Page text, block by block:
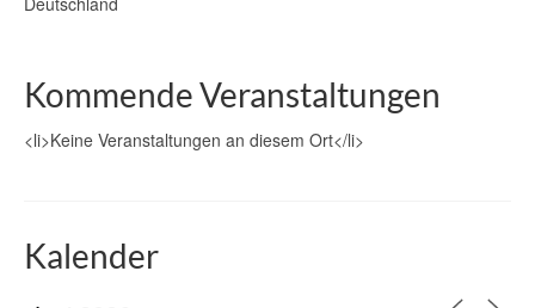
Kommende Veranstaltungen
<li>Keine Veranstaltungen an diesem Ort</li>
Kalender